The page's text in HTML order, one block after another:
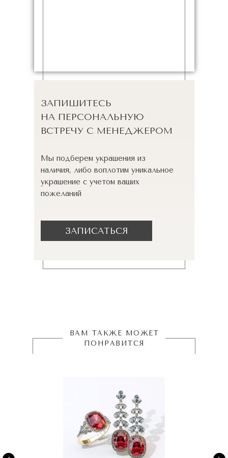
ЗАПИШИТЕСЬ
НА ПЕРСОНАЛЬНУЮ
ВСТРЕЧУ С МЕНЕДЖЕРОМ
Мы подберем украшения из
наличия, либо воплотим уникальное
украшение с учетом ваших
пожеланий
ЗАПИСАТЬСЯ
ВАМ ТАКЖЕ МОЖЕТ
ПОНРАВИТСЯ